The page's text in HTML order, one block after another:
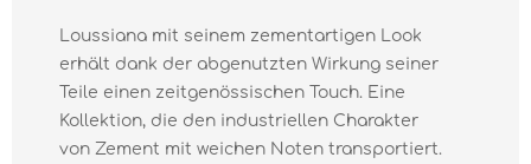
Loussiana mit seinem zementartigen Look
erhält dank der abgenutzten Wirkung seiner
Teile einen zeitgenössischen Touch. Eine
Kollektion, die den industriellen Charakter
von Zement mit weichen Noten transportiert.